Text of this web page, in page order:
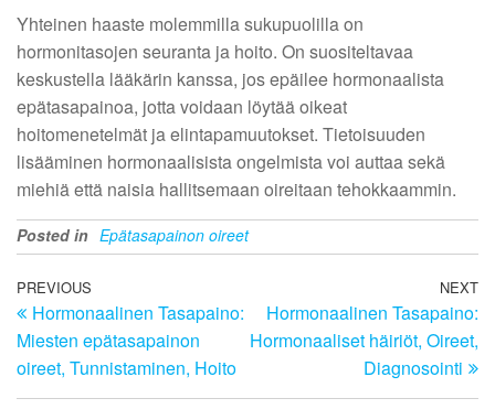
Yhteinen haaste molemmilla sukupuolilla on
hormonitasojen seuranta ja hoito. On suositeltavaa
keskustella lääkärin kanssa, jos epäilee hormonaalista
epätasapainoa, jotta voidaan löytää oikeat
hoitomenetelmät ja elintapamuutokset. Tietoisuuden
lisääminen hormonaalisista ongelmista voi auttaa sekä
miehiä että naisia hallitsemaan oireitaan tehokkaammin.
Posted in Epätasapainon oireet
Post
navigation
Previous
Post
PREVIOUS
Hormonaalinen Tasapaino:
Miesten epätasapainon
oireet, Tunnistaminen, Hoito
NEXT
Hormonaalinen Tasapaino:
Hormonaaliset häiriöt, Oireet,
Diagnosointi